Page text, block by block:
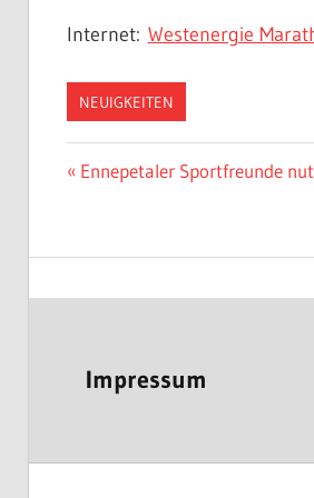
Internet: Westenergie
NEUIGKEITEN
Vorheriger
Ennepetaler Sportfreunde
Impressum